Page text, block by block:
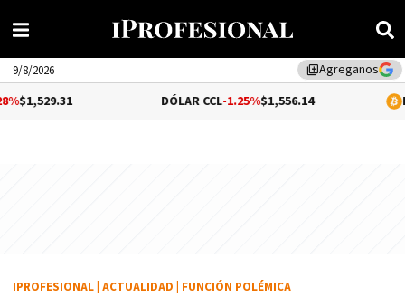
library_addAgreganos
9/8/2026
-1.25%$1,556.14
IPROFESIONAL ACTUALIDAD FUNCIÓN POLÉMICA